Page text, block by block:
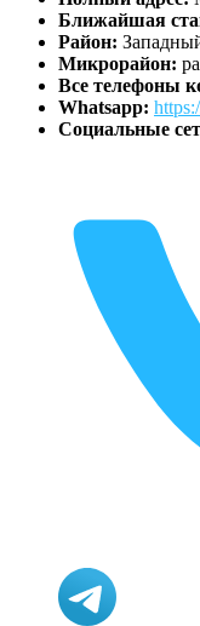
Ближайшая
Район:
Микрорайон:
Все телефоны
Whatsapp:
Социальные